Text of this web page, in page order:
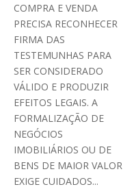
COMPRA E VENDA
PRECISA RECONHECER
FIRMA DAS
TESTEMUNHAS PARA
SER CONSIDERADO
VÁLIDO E PRODUZIR
EFEITOS LEGAIS. A
FORMALIZAÇÃO DE
NEGÓCIOS
IMOBILIÁRIOS OU DE
BENS DE MAIOR VALOR
EXIGE CUIDADOS...